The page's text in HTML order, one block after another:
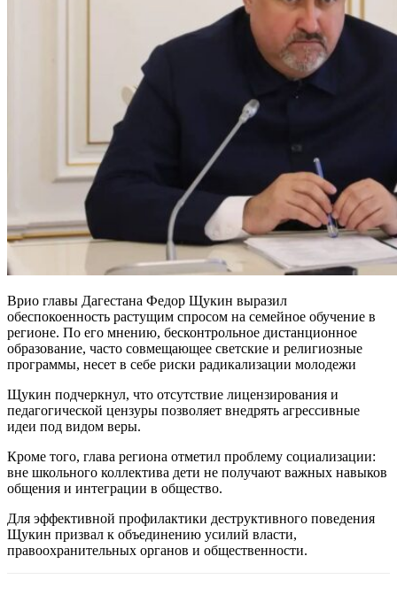
Врио главы Дагестана Федор Щукин выразил
обеспокоенность растущим спросом на семейное обучение в
регионе. По его мнению, бесконтрольное дистанционное
образование, часто совмещающее светские и религиозные
программы, несет в себе риски радикализации молодежи
Щукин подчеркнул, что отсутствие лицензирования и
педагогической цензуры позволяет внедрять агрессивные
идеи под видом веры.
Кроме того, глава региона отметил проблему социализации:
вне школьного коллектива дети не получают важных навыков
общения и интеграции в общество.
Для эффективной профилактики деструктивного поведения
Щукин призвал к объединению усилий власти,
правоохранительных органов и общественности.